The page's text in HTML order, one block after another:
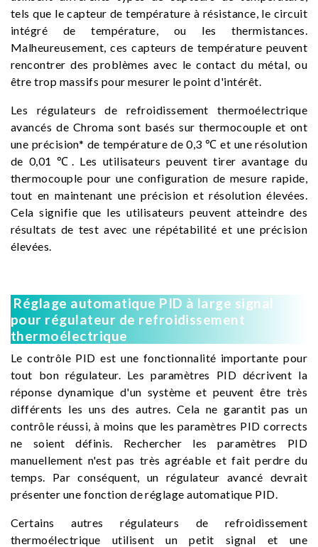
tels que le capteur de température à résistance, le circuit
intégré de température, ou les thermistances.
Malheureusement, ces capteurs de température peuvent
rencontrer des problèmes avec le contact du métal, ou
être trop massifs pour mesurer le point d'intérêt.
Les régulateurs de refroidissement thermoélectrique
avancés de Chroma sont basés sur thermocouple et ont
une précision* de température de 0,3 ℃ et une résolution
de 0,01 ℃. Les utilisateurs peuvent tirer avantage du
thermocouple pour une configuration de mesure rapide,
tout en maintenant une précision et résolution élevées.
Cela signifie que les utilisateurs peuvent atteindre des
résultats de test avec une répétabilité et une précision
élevées.
Réglage automatique PID à large signal
pour régulateur de refroidissement
thermoélectrique
Le contrôle PID est une fonctionnalité importante pour
tout bon régulateur. Les paramètres PID décrivent la
réponse dynamique d'un système et peuvent être très
différents les uns des autres. Cela ne garantit pas un
contrôle réussi, à moins que les paramètres PID corrects
ne soient définis. Rechercher les paramètres PID
manuellement n'est pas très agréable et fait perdre du
temps. Par conséquent, un régulateur avancé devrait
présenter une fonction de réglage automatique PID.
Certains autres régulateurs de refroidissement
thermoélectrique utilisent un petit signal et une